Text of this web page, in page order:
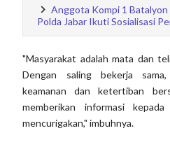
Anggota Kompi 1
Polda Jabar Ikuti Sosialisasi
"Masyarakat adalah mata dan
Dengan saling bekerja
keamanan dan ketertiban
memberikan informasi
mencurigakan," imbuhnya.